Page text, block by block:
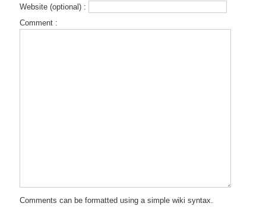
Website (optional) :
Comment :
Comments can be formatted using a simple wiki syntax.